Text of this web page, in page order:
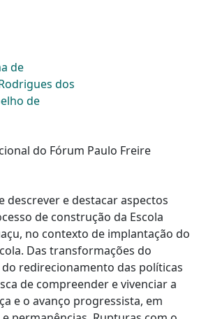
de
dos
de
do Fórum Paulo Freire
descrever e destacar aspectos
de construção da Escola
no contexto de implantação do
Das transformações do
redirecionamento das políticas
de compreender e vivenciar a
e o avanço progressista, em